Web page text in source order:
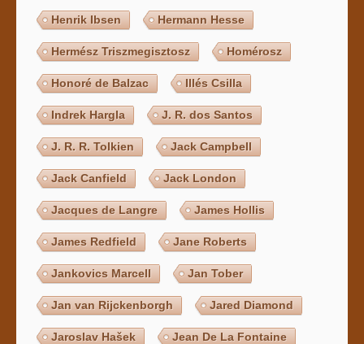
Henrik Ibsen Hermann Hesse
Hermész Triszmegisztosz Homérosz
Honoré de Balzac Illés Csilla
Indrek Hargla J. R. dos Santos
J. R. R. Tolkien Jack Campbell
Jack Canfield Jack London
Jacques de Langre James Hollis
James Redfield Jane Roberts
Jankovics Marcell Jan Tober
Jan van Rijckenborgh Jared Diamond
Jaroslav Hašek Jean De La Fontaine